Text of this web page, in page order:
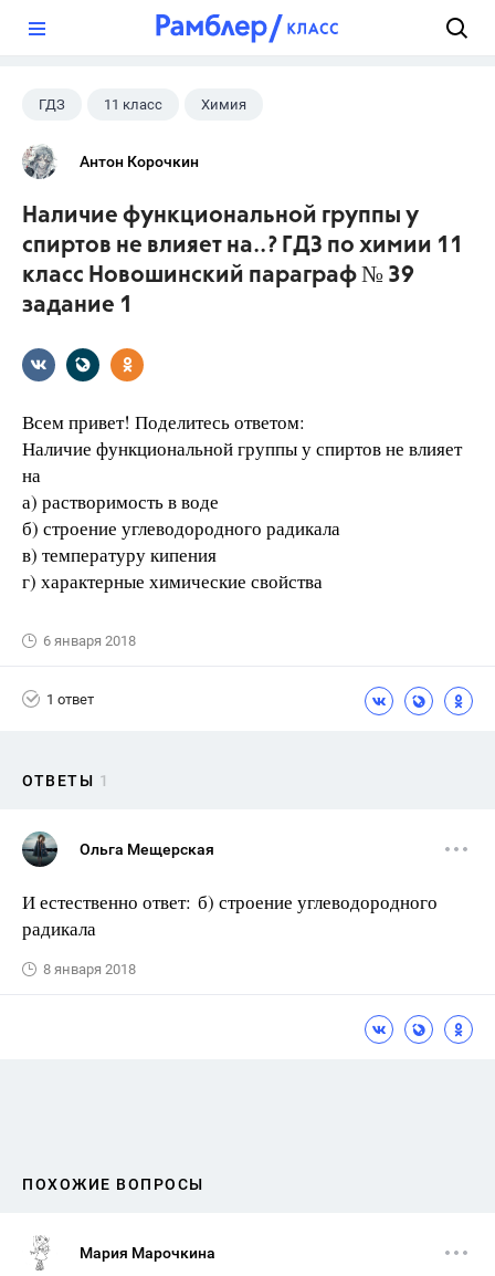
ГДЗ 11 класс Химия
Новошинский И.И.
Антон Корочкин
Наличие функциональной группы у
спиртов не влияет на..? ГДЗ по химии 11
класс Новошинский параграф № 39
задание 1
Всем привет! Поделитесь ответом:
Наличие функциональной группы у спиртов не влияет
на
а) растворимость в воде
б) строение углеводородного радикала
в) температуру кипения
г) характерные химические свойства
6 января 2018
1 ответ
ОТВЕТЫ 1
Ольга Мещерская
И естественно ответ: б) строение углеводородного
радикала
8 января 2018
ПОХОЖИЕ ВОПРОСЫ
Мария Марочкина